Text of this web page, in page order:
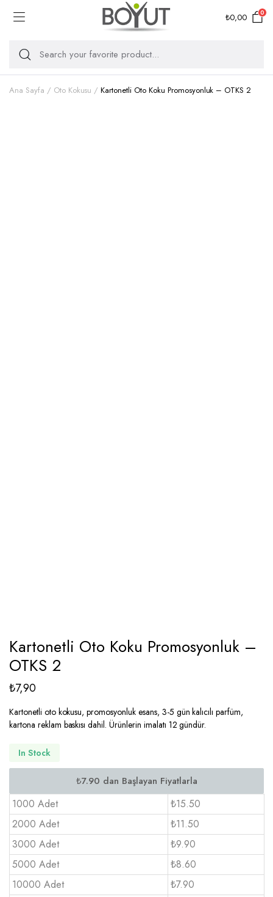
₺0,00 0
Ana Sayfa Oto Kokusu Kartonetli Oto Koku Promosyonluk – OTKS 2
Kartonetli Oto Koku Promosyonluk –
OTKS 2
₺7,90
Kartonetli oto kokusu, promosyonluk esans, 3-5 gün kalıcılı parfüm,
kartona reklam baskısı dahil. Ürünlerin imalatı 12 gündür.
In Stock
1000 Adet
₺15.50
2000 Adet
₺11.50
3000 Adet
₺9.90
5000 Adet
₺8.60
10000 Adet
₺7.90